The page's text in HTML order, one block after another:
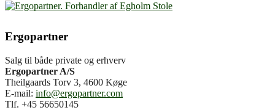
Ergopartner
Salg til både private og erhverv
Ergopartner A/S
Theilgaards Torv 3, 4600 Køge
E-mail: info@ergopartner.com
Tlf. +45 56650145